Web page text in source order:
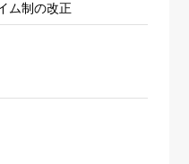
ム制の改正